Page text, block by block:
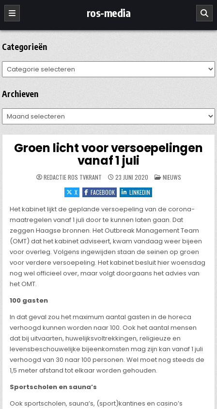
Ga
naar
de
inhoud
ros-media
Categorieën
Categorieën
Archieven
Archieven
Groen licht voor versoepelingen
vanaf 1 juli
REDACTIE ROS TVKRANT 23 JUNI 2020 GEPLAATST
IN
NIEUWS
X
FACEBOOK LINKEDIN
Het kabinet lijkt de geplande versoepeling van de corona-
maatregelen vanaf 1 juli door te kunnen laten gaan. Dat
zeggen Haagse bronnen. Het Outbreak Management Team
(OMT) dat het kabinet adviseert, kwam vandaag weer bijeen
voor overleg. Volgens ingewijden staan de seinen op groen
voor verdere versoepeling. Het kabinet besluit hier woensdag
nog wel officieel over, maar volgt doorgaans het advies van
het OMT.
100 gasten
In dat geval zou het maximum aantal gasten in de horeca
verhoogd kunnen worden naar 100. Ook het aantal mensen
dat bij uitvaarten, huwelijksvoltrekkingen, religieuze en
levensbeschouwelijke bijeenkomsten mag zijn kan vanaf 1 juli
verhoogd van 30 naar 100 personen. Wel moet nog steeds de
1,5 meter afstand tot elkaar worden gehouden.
Sportscholen en sauna’s
Ook sportscholen, sauna’s, (sport)kantines en casino’s